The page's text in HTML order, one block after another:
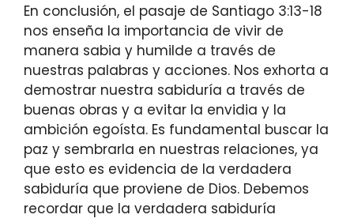
En conclusión, el pasaje de Santiago 3:13-18
nos enseña la importancia de vivir de
manera sabia y humilde a través de
nuestras palabras y acciones. Nos exhorta a
demostrar nuestra sabiduría a través de
buenas obras y a evitar la envidia y la
ambición egoísta. Es fundamental buscar la
paz y sembrarla en nuestras relaciones, ya
que esto es evidencia de la verdadera
sabiduría que proviene de Dios. Debemos
recordar que la verdadera sabiduría